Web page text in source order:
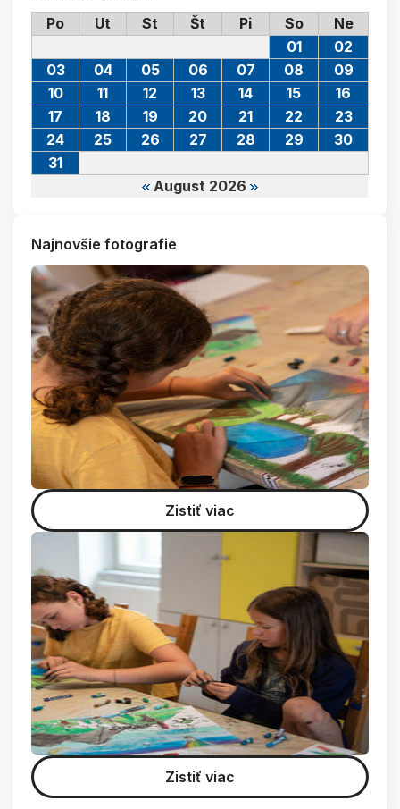
Po
Ut St Št Pi So Ne
August 2026
01
02
03
04 05 06 07 08
09
10
11 12 13 14 15
16
17
18 19 20 21 22
23
24
25 26 27 28 29
30
31
Najnovšie fotografie
Zistiť viac
Zistiť viac